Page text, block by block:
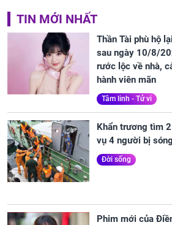
TIN MỚI NHẤT
Thần Tài phù hộ
sau ngày 10/8/
rước lộc về nhà,
hành viên mãn
Tâm linh - Tử vi
Khẩn trương tìm
vụ 4 người bị
Đời sống
Phim mới của